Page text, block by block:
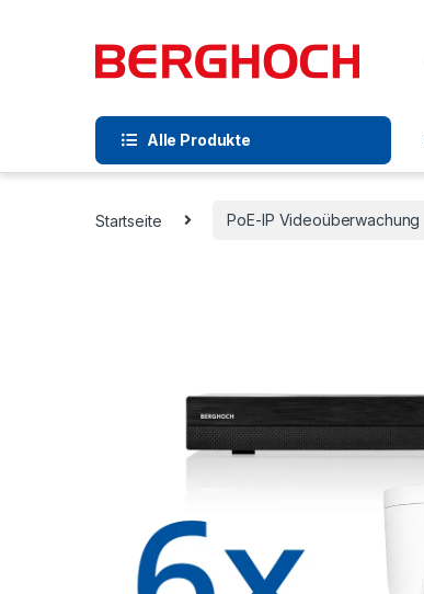
Alle Produkte
Startseite PoE-IP Videoüberwachung